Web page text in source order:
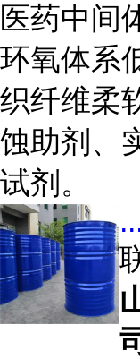
医药中间
环氧体系
织纤维柔
蚀助剂、
试剂。